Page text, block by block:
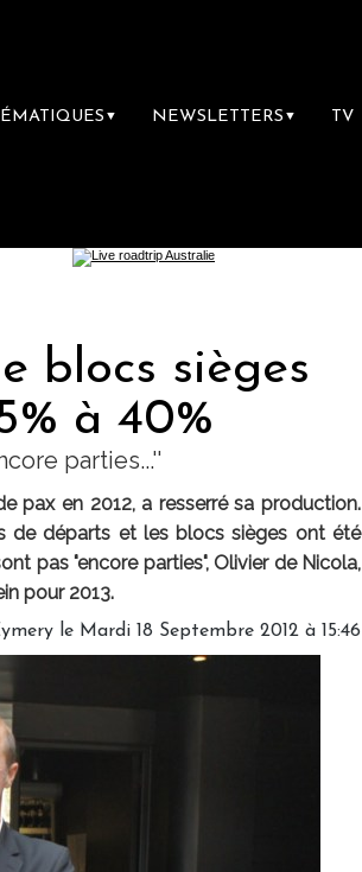
▼ NEWSLETTERS ▼ TV
blocs sièges
à 40%
parties...''
pax en 2012, a resserré sa production.
de départs et les blocs sièges ont été
pas "encore parties", Olivier de Nicola,
pour 2013.
le Mardi 18 Septembre 2012 à 15:46